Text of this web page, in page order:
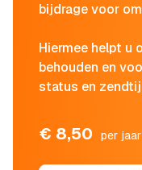
bijdrage voor
Hiermee helpt u
behouden en
status en
€ 8,50 per jaar